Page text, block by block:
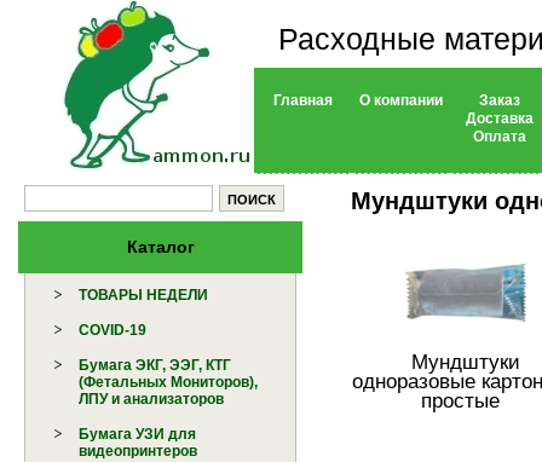
Расходные
Главная О компании
Заказ
Доставка
Оплата
Каталог
ТОВАРЫ НЕДЕЛИ
COVID-19
Бумага ЭКГ, ЭЭГ, КТГ
(Фетальных Мониторов),
ЛПУ и анализаторов
Бумага УЗИ для
видеопринтеров
Мундштуки
Мундштуки
одноразовые
простые